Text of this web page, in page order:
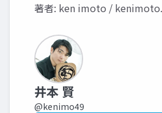
著者: ken imoto /
井本 賢
@kenimo49